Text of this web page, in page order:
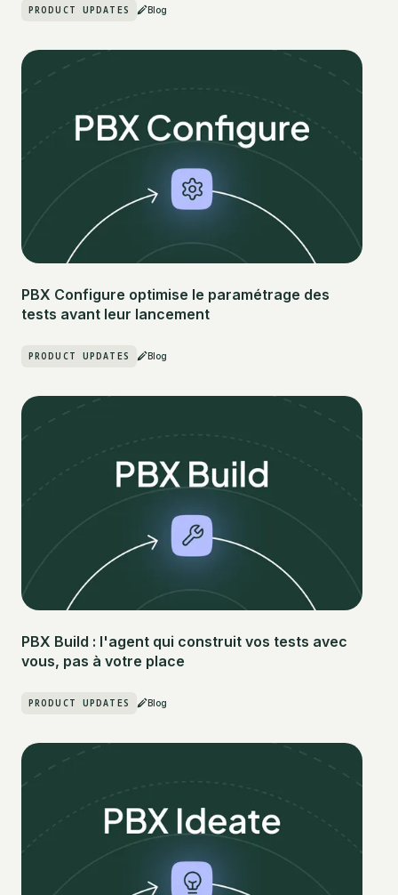
PRODUCT UPDATES Blog
PBX Configure optimise le paramétrage des
tests avant leur lancement
PRODUCT UPDATES Blog
PBX Build : l'agent qui construit vos tests avec
vous, pas à votre place
PRODUCT UPDATES Blog